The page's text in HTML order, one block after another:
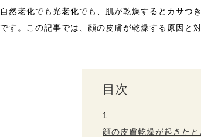
自然老化でも光老化でも、肌が乾燥するとカサつ
です。この記事では、顔の皮膚が乾燥する原因と
目次
顔の皮膚乾燥が起きた